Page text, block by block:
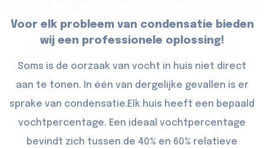
Voor elk probleem van condensatie bieden
wij een professionele oplossing!
Soms is de oorzaak van vocht in huis niet direct
aan te tonen. In één van dergelijke gevallen is er
sprake van condensatie.Elk huis heeft een bepaald
vochtpercentage. Een ideaal vochtpercentage
bevindt zich tussen de 40% en 60% relatieve